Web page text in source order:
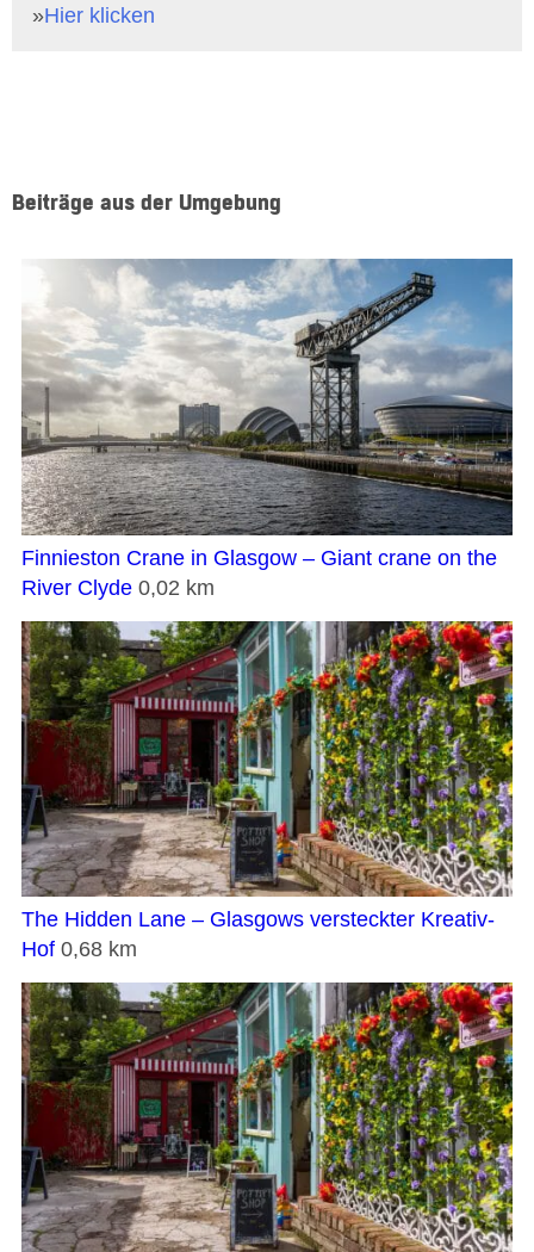
»Hier klicken
Beiträge aus der Umgebung
Finnieston Crane in Glasgow – Giant crane on the
River Clyde 0,02 km
The Hidden Lane – Glasgows versteckter Kreativ-
Hof 0,68 km